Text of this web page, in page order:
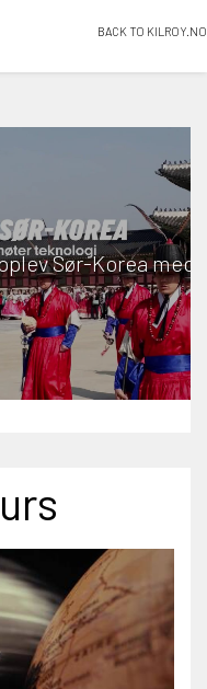
BACK TO KILROY.NO
KILROY